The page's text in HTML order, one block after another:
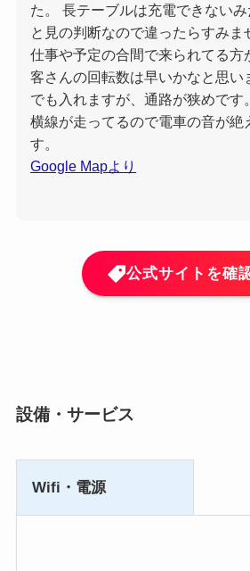
た。 長テーブルは充電できない
と見の判断なので違ったらすみま
仕事や予定の合間で来られてる方
客さんの回転数は早いかなと思い
でも入れますが、通路が狭めです
横線が走ってるので電車の音が絶
す。
Google Mapより
公式サイトを確
設備・サービス
Wifi・電源